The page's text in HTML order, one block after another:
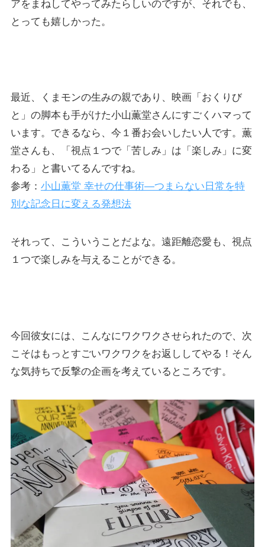
とっても嬉しかった。
最近、くまモンの生みの親であり、映画「おくりび
と」の脚本も手がけた小山薫堂さんにすごくハマって
います。できるなら、今１番お会いしたい人です。薫
堂さんも、「視点１つで「苦しみ」は「楽しみ」に変
わる」と書いてるんですね。
参考： 小山薫堂 幸せの仕事術―つまらない日常を特
別な記念日に変える発想法
それって、こういうことだよな。遠距離恋愛も、視点
１つで楽しみを与えることができる。
今回彼女には、こんなにワクワクさせられたので、次
こそはもっとすごいワクワクをお返ししてやる！そん
な気持ちで反撃の企画を考えているところです。